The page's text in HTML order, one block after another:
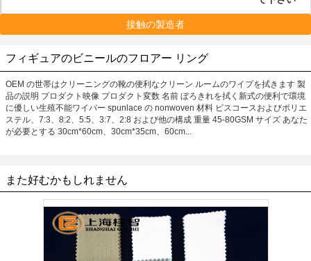
接触の製造者
フィギュアのビニールのフロアー リング
OEM の世帯はクリーニングの靴の便利なクリーン ルームのワイプを拭きます 製
品の説明 プロダクト映像 プロダクト変数 名前 ぼろきれを拭く新式の便利で環境
に優しい生殖不能ワイパー spunlace の nonwoven 材料 ビスコースおよびポリエ
ステル、7:3、8:2、5:5、3:7、2:8 および他の構成 重量 45-80GSM サイズ あなた
が必要とする 30cm*60cm、30cm*35cm、60cm...
また好むかもしれません